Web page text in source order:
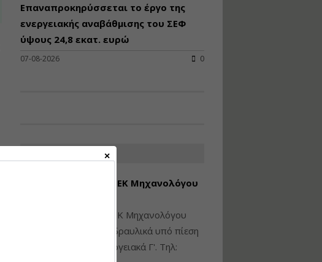
Επαναπροκηρύσσεται το έργο της
ενεργειακής αναβάθμισης του ΣΕΦ
ύψους 24,8 εκατ. ευρώ
07-08-2026 0
Διάθεση Πτυχίου ΜΕΚ Μηχανολόγου
Διατίθεται πτυχίο ΜΕΚ Μηχανολόγου
Μηχανικού: Η/Μ Γ', Υδραυλικά υπό πίεση
Β', Βιομηχανικά - Ενεργειακά Γ'. Τηλ:
Εισηγήτρια:Αναστασία Μητρακάκη
Διάρκεια: 9 ώρες